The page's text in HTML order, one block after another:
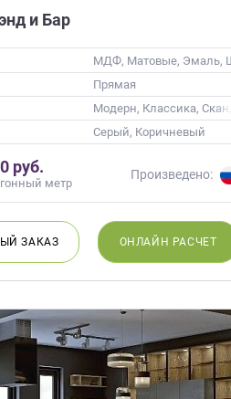
и Бар
МДФ, Матовые, Эмаль,
Прямая
Модерн, Классика,
Серый, Коричневый
руб.
метр
Произведено:
ЗАКАЗ ОНЛАЙН РАСЧЕТ